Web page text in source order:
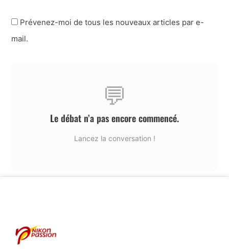
Prévenez-moi de tous les nouveaux articles par e-
mail.
💬
Le débat n’a pas encore commencé.
Lancez la conversation !